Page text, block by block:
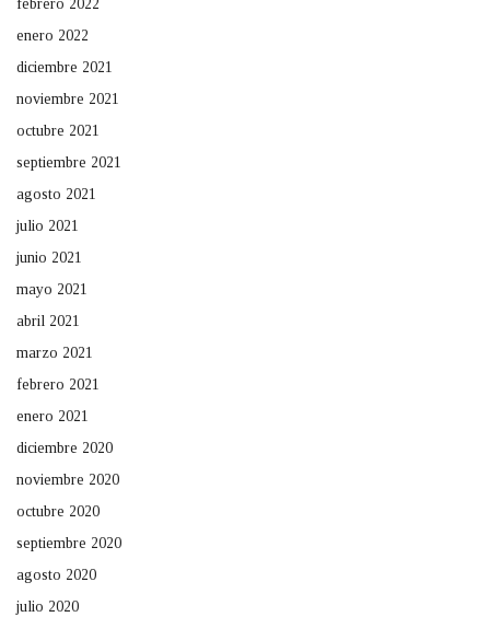
febrero 2022
enero 2022
diciembre 2021
noviembre 2021
octubre 2021
septiembre 2021
agosto 2021
julio 2021
junio 2021
mayo 2021
abril 2021
marzo 2021
febrero 2021
enero 2021
diciembre 2020
noviembre 2020
octubre 2020
septiembre 2020
agosto 2020
julio 2020